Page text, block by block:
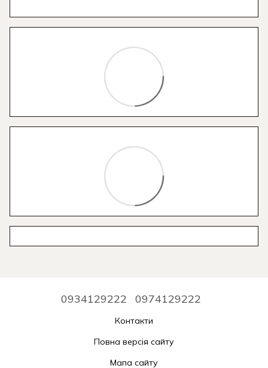
0934129222 0974129222
Контакти
Повна версія сайту
Мапа сайту